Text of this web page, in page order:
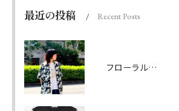
最近の投稿 Recent Posts
フローラルパターンシャツ ダークグリーン